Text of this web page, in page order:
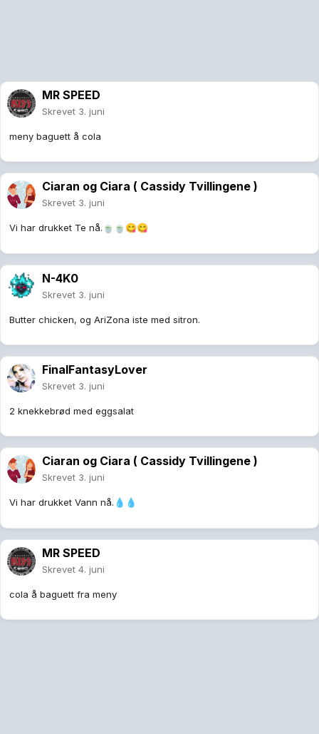
MR SPEED
Skrevet 3. juni
meny baguett å cola
Ciaran og Ciara ( Cassidy Tvillingene )
Skrevet 3. juni
Vi har drukket Te nå. 🍵 🍵 😋😋
N-4K0
Skrevet 3. juni
Butter chicken, og AriZona iste med sitron.
FinalFantasyLover
Skrevet 3. juni
2 knekkebrød med eggsalat
Ciaran og Ciara ( Cassidy Tvillingene )
Skrevet 3. juni
Vi har drukket Vann nå. 💧 💧
MR SPEED
Skrevet 4. juni
cola å baguett fra meny